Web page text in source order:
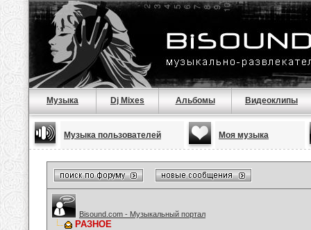
Музыка Dj Mixes Альбомы Видеоклипы
Музыка пользователей Моя музыка
Bisound.com - Музыкальный портал
РАЗНОЕ